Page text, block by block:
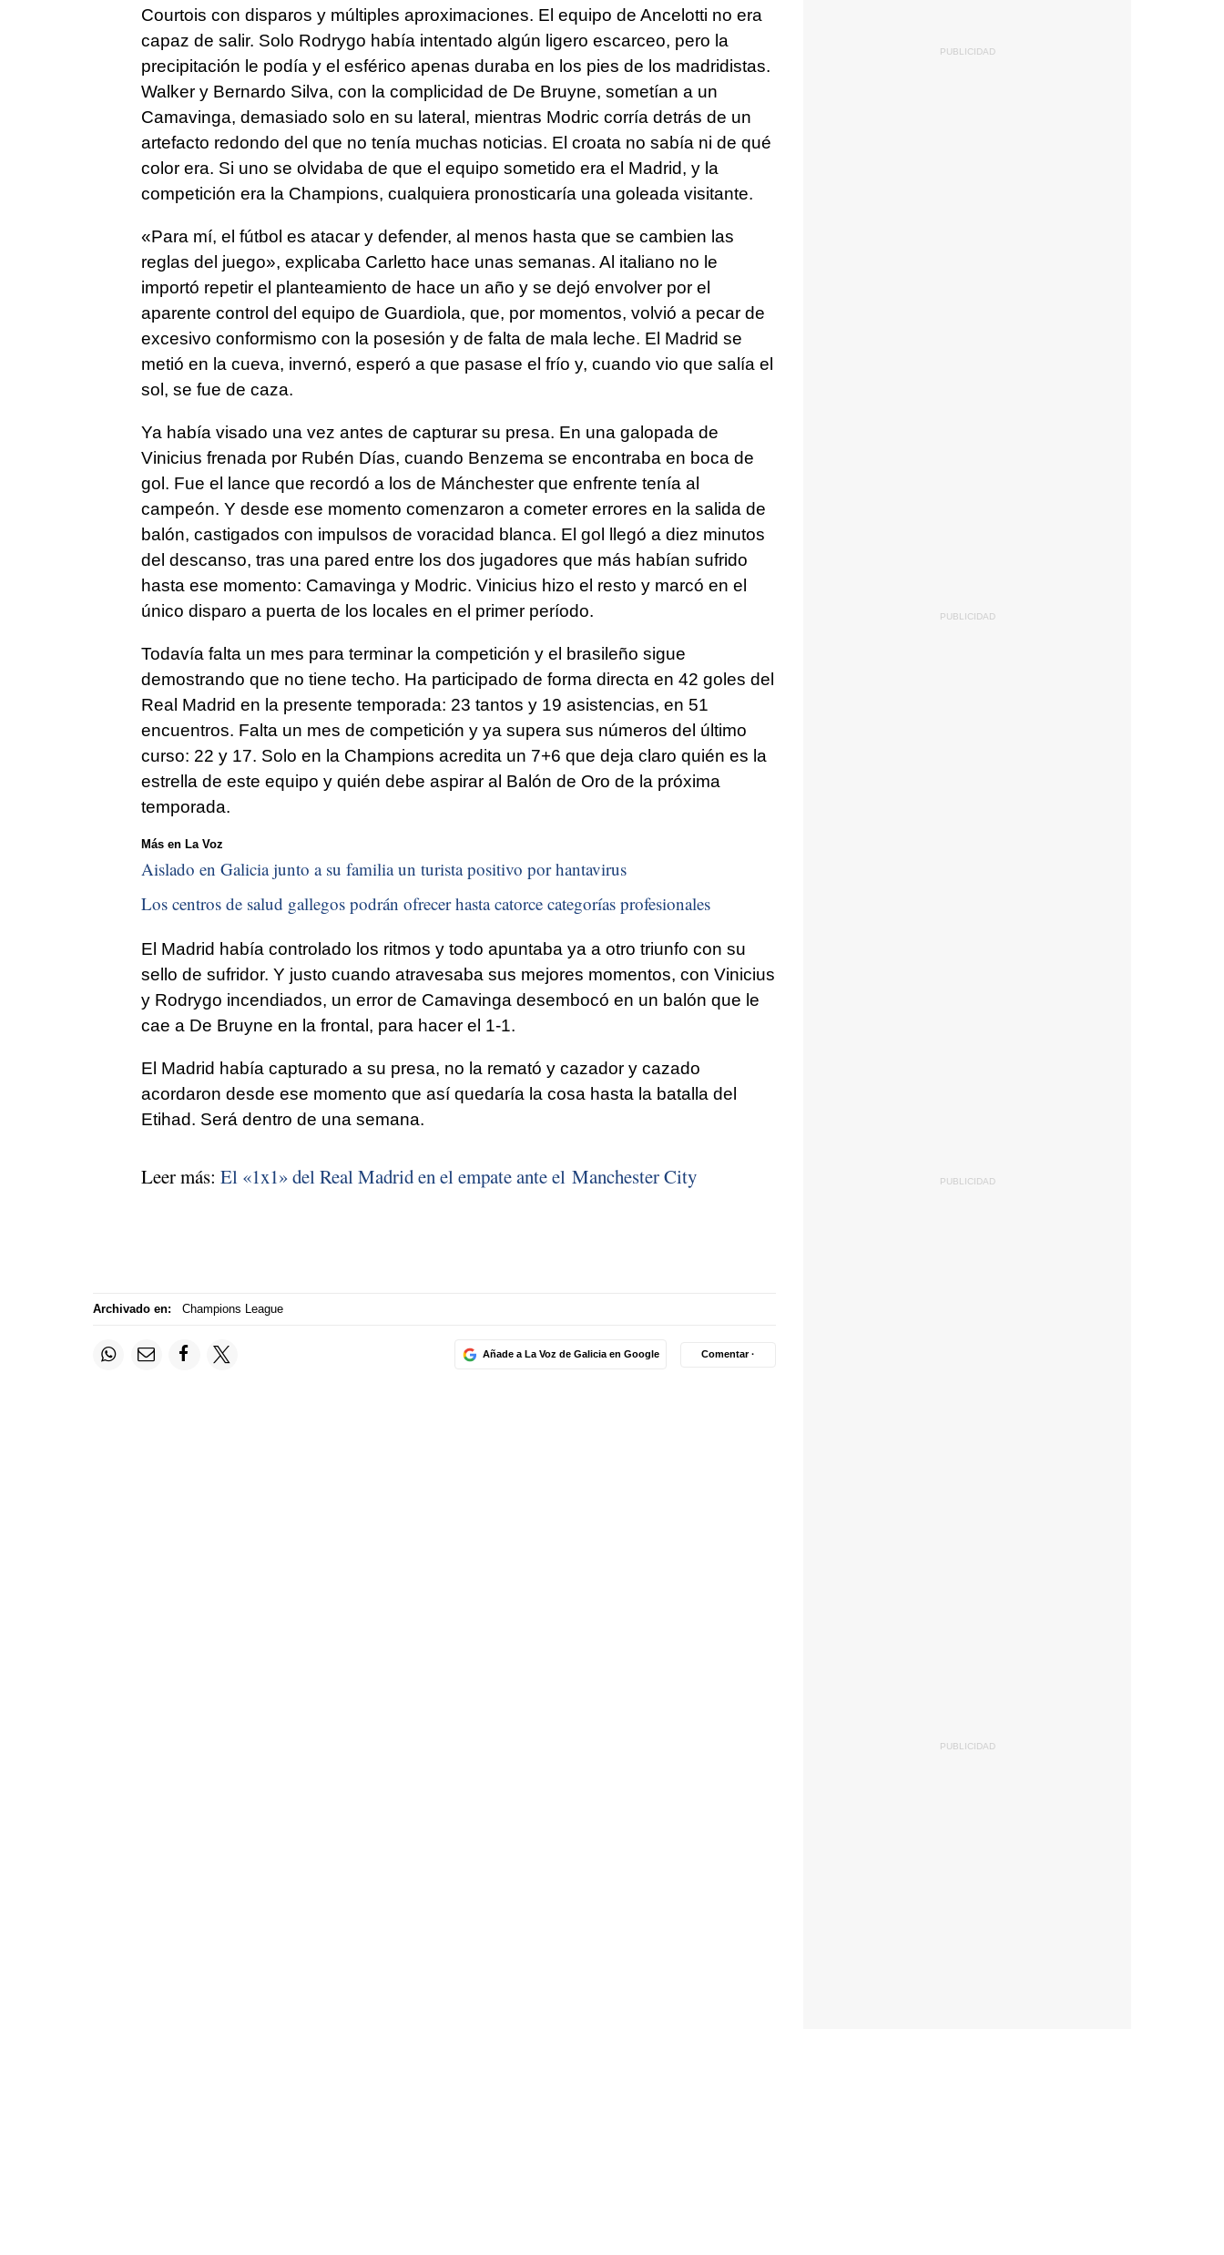
Courtois con disparos y múltiples aproximaciones. El equipo de Ancelotti no era
capaz de salir. Solo Rodrygo había intentado algún ligero escarceo, pero la
precipitación le podía y el esférico apenas duraba en los pies de los madridistas.
Walker y Bernardo Silva, con la complicidad de De Bruyne, sometían a un
Camavinga, demasiado solo en su lateral, mientras Modric corría detrás de un
artefacto redondo del que no tenía muchas noticias. El croata no sabía ni de qué
color era. Si uno se olvidaba de que el equipo sometido era el Madrid, y la
competición era la Champions, cualquiera pronosticaría una goleada visitante.
«Para mí, el fútbol es atacar y defender, al menos hasta que se cambien las
reglas del juego», explicaba Carletto hace unas semanas. Al italiano no le
importó repetir el planteamiento de hace un año y se dejó envolver por el
aparente control del equipo de Guardiola, que, por momentos, volvió a pecar de
excesivo conformismo con la posesión y de falta de mala leche. El Madrid se
metió en la cueva, invernó, esperó a que pasase el frío y, cuando vio que salía el
sol, se fue de caza.
Ya había visado una vez antes de capturar su presa. En una galopada de
Vinicius frenada por Rubén Días, cuando Benzema se encontraba en boca de
gol. Fue el lance que recordó a los de Mánchester que enfrente tenía al
campeón. Y desde ese momento comenzaron a cometer errores en la salida de
balón, castigados con impulsos de voracidad blanca. El gol llegó a diez minutos
del descanso, tras una pared entre los dos jugadores que más habían sufrido
hasta ese momento: Camavinga y Modric. Vinicius hizo el resto y marcó en el
único disparo a puerta de los locales en el primer período.
Todavía falta un mes para terminar la competición y el brasileño sigue
demostrando que no tiene techo. Ha participado de forma directa en 42 goles del
Real Madrid en la presente temporada: 23 tantos y 19 asistencias, en 51
encuentros. Falta un mes de competición y ya supera sus números del último
curso: 22 y 17. Solo en la Champions acredita un 7+6 que deja claro quién es la
estrella de este equipo y quién debe aspirar al Balón de Oro de la próxima
temporada.
Más en La Voz
Aislado en Galicia junto a su familia un turista positivo por hantavirus
Los centros de salud gallegos podrán ofrecer hasta catorce categorías profesionales
El Madrid había controlado los ritmos y todo apuntaba ya a otro triunfo con su
sello de sufridor. Y justo cuando atravesaba sus mejores momentos, con Vinicius
y Rodrygo incendiados, un error de Camavinga desembocó en un balón que le
cae a De Bruyne en la frontal, para hacer el 1-1.
El Madrid había capturado a su presa, no la remató y cazador y cazado
acordaron desde ese momento que así quedaría la cosa hasta la batalla del
Etihad. Será dentro de una semana.
Leer más: El «1x1» del Real Madrid en el empate ante el Manchester City
Archivado en: Champions League
Añade a La Voz de Galicia en Google Comentar ·